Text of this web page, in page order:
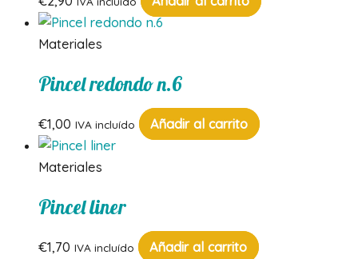
Materiales
Pincel redondo n.6
€1,00 IVA incluído Añadir al carrito
Materiales
Pincel liner
€1,70 IVA incluído Añadir al carrito